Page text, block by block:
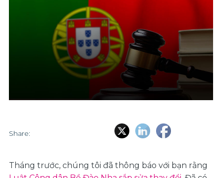
Share:
Tháng trước, chúng tôi đã thông báo với bạn rằng